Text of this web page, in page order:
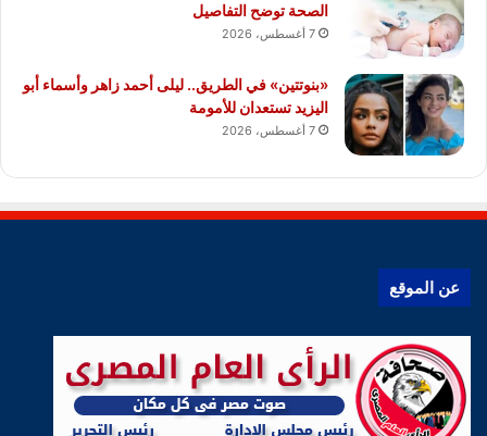
الصحة توضح التفاصيل
7 أغسطس، 2026
«بنوتتين» في الطريق.. ليلى أحمد زاهر وأسماء أبو
اليزيد تستعدان للأمومة
7 أغسطس، 2026
عن الموقع